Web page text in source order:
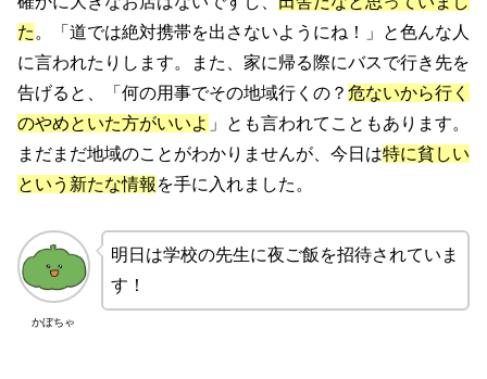
た 。「道では絶対携帯を出さないようにね！」と色んな人
に言われたりします。また、家に帰る際にバスで行き先を
告げると、「何の用事でその地域行くの？ 危ないから行く
のやめといた方がいいよ 」とも言われてこともあります。
まだまだ地域のことがわかりませんが、今日は特に貧しい
という新たな情報 を手に入れました。
かぼちゃ
明日は学校の先生に夜ご飯を招待されていま
す！